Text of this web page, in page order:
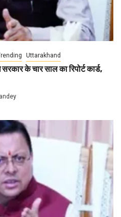
Uttarakhand
के चार साल का रिपोर्ट कार्ड,